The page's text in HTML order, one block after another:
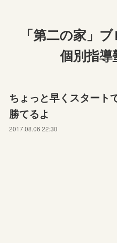
「第二の家」
個別指導
ちょっと早くスタート
勝てるよ
2017.08.06 22:30